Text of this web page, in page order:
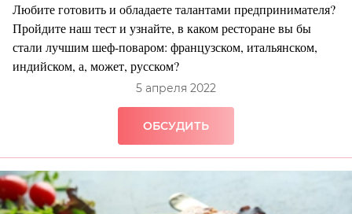
Любите готовить и обладаете талантами предпринимателя?
Пройдите наш тест и узнайте, в каком ресторане вы бы
стали лучшим шеф-поваром: французском, итальянском,
индийском, а, может, русском?
5 апреля 2022
ОБСУДИТЬ